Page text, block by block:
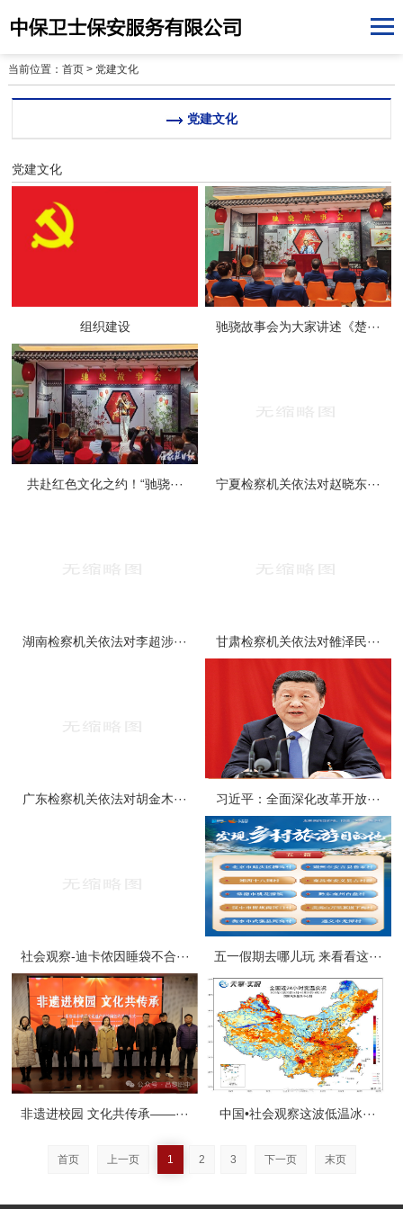
当前位置： 首页> 党建文化
党建文化
党建文化
组织建设 驰骁故事会为大家讲述《楚···
共赴红色文化之约！“驰骁··· 宁夏检察机关依法对赵晓东···
湖南检察机关依法对李超涉··· 甘肃检察机关依法对雒泽民···
广东检察机关依法对胡金木··· 习近平：全面深化改革开放···
社会观察-迪卡侬因睡袋不合··· 五一假期去哪儿玩 来看看这···
非遗进校园 文化共传承——··· 中国•社会观察这波低温冰···
首页 上一页 1 2 3 下一页 末页